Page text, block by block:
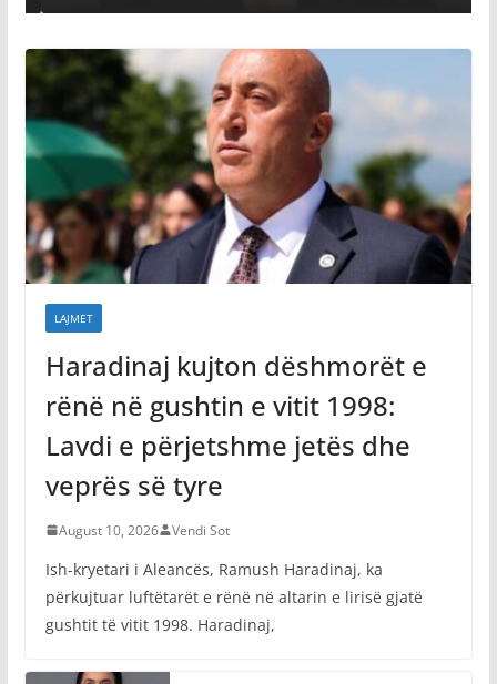
LAJMET
Haradinaj kujton dëshmorët e
rënë në gushtin e vitit 1998:
Lavdi e përjetshme jetës dhe
veprës së tyre
August 10, 2026 Vendi Sot
Ish-kryetari i Aleancës, Ramush Haradinaj, ka
përkujtuar luftëtarët e rënë në altarin e lirisë gjatë
gushtit të vitit 1998. Haradinaj,